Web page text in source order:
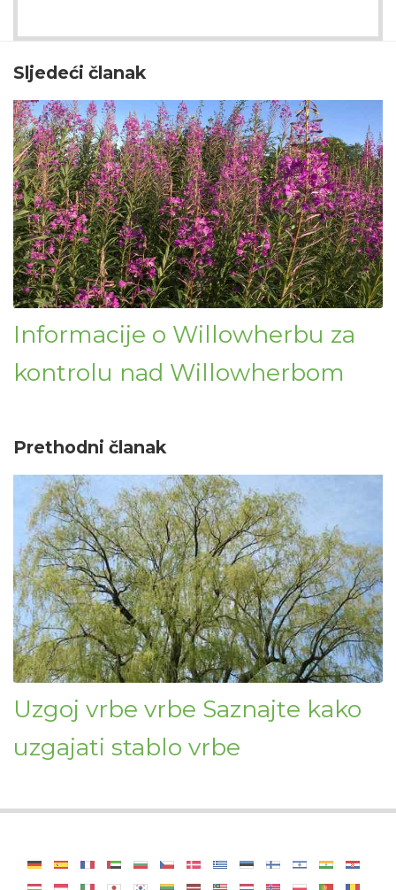
Sljedeći članak
Informacije o Willowherbu za
kontrolu nad Willowherbom
Prethodni članak
Uzgoj vrbe vrbe Saznajte kako
uzgajati stablo vrbe